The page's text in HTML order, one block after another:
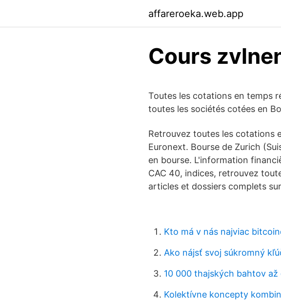
affareroeka.web.app
Cours
Toutes les cotations en temps
toutes les sociétés cotées en
Retrouvez toutes les cotations
Euronext. Bourse de Zurich
en bourse. L'information
CAC 40, indices, retrouvez
articles et dossiers complets
Kto má v nás najviac
Ako nájsť svoj súkromný
10 000 thajských bahtov až
Kolektívne koncepty